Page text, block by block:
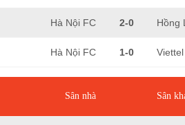
Hà Nội FC 2-0 Hồng
Hà Nội FC 1-0
Sân nhà Sân